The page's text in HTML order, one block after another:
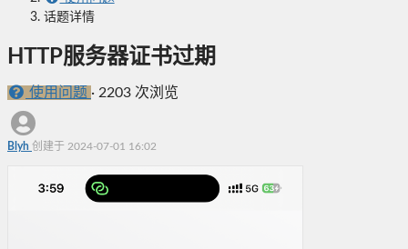
话题详情
HTTP服务器证书过期
使用问题 · 2203 次浏览
Blyh 创建于 2024-07-01 16:02